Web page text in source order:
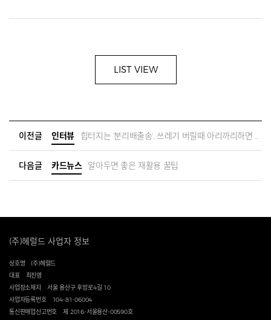
LIST VIEW
이전글 인터뷰 힙터지는 '분리배출송', 쓰레기 버릴때 아리까리하면 이 노래 불러봐~ | 쓰레기힙스터 홍수열
다음글 카드뉴스 알아두면 좋은 재활용 꿀팁
(주)헤럴드 사업자 정보
상호명
(주)헤럴드
대표
최진영
사업장소재지
서울 용산구 후암로4길 10
사업자등록번호
104-81-06004
통신판매업신고번호
제 2016-서울용산-00590호